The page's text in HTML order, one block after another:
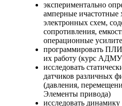
экспериментально
амперные ичастотные
электронных схем,
сопротивления,
операционные
программировать
их работу (курс
исследовать
датчиков различных
(давления,
Элементы привода)
исследовать